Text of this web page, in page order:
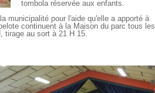
tombola réservée aux enfants.
municipalité pour l'aide qu'elle a apporté à
continuent à la Maison du parc tous les
tirage au sort à 21 H 15.